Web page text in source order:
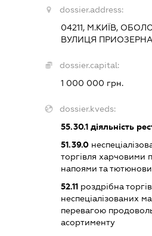
dossier.address:
04211, М.КИЇВ,
ВУЛИЦЯ
dossier.capital:
1 000 000 грн.
dossier.kveds:
55.30.1діяльність
51.39.0
торгівля харчовими
напоями та
52.11роздрібна
неспеціалізованих
перевагою
асортименту